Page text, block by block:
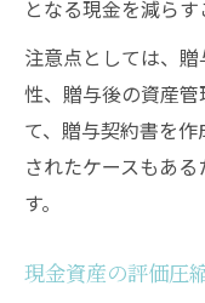
となる現金を減らす
注意点としては、
性、贈与後の資産
て、贈与契約書を
されたケースもあ
す。
現金資産の評価圧